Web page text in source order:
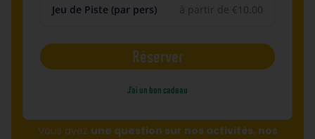
Jeu de Piste (par pers) à partir de €10.00
Réserver
J’ai un bon cadeau
Vous avez une question sur nos activités, nos